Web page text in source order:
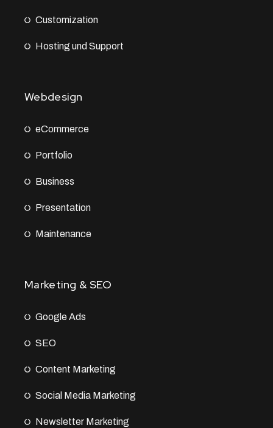
Customization
Hosting und Support
Webdesign
eCommerce
Portfolio
Business
Presentation
Maintenance
Marketing & SEO
Google Ads
SEO
Content Marketing
Social Media Marketing
Newsletter Marketing